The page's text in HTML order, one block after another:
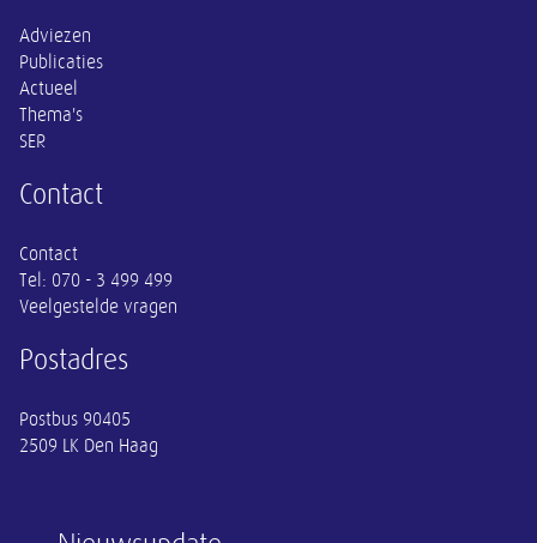
Adviezen
Publicaties
Actueel
Thema's
SER
Contact
Contact
Tel: 070 - 3 499 499
Veelgestelde vragen
Postadres
Postbus 90405
2509 LK Den Haag